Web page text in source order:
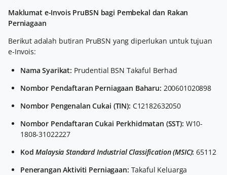
Maklumat e-Invois PruBSN bagi Pembekal dan Rakan
Perniagaan
Berikut adalah butiran PruBSN yang diperlukan untuk tujuan
e-Invois:
Nama Syarikat: Prudential BSN Takaful Berhad
Nombor Pendaftaran Perniagaan Baharu: 200601020898
Nombor Pengenalan Cukai (TIN): C12182632050
Nombor Pendaftaran Cukai Perkhidmatan (SST): W10-
1808-31022227
KodMalaysia Standard Industrial Classification (MSIC):65112
Penerangan Aktiviti Perniagaan: Takaful Keluarga